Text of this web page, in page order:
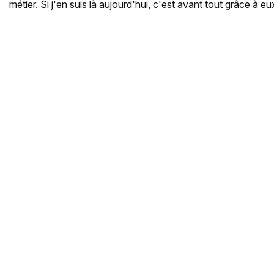
métier. Si j'en suis là aujourd'hui, c'est avant tout grâce à